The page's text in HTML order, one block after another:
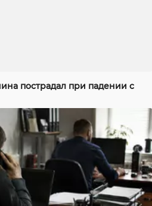
пострадал при падении с